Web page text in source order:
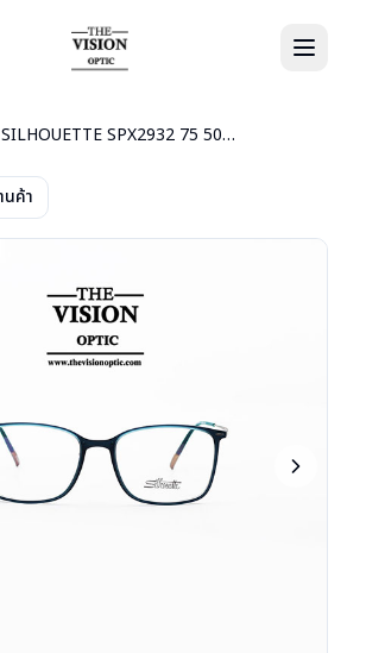
SILHOUETTE SPX2932 75 5061
ค้า